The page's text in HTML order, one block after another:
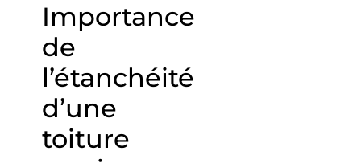
Importance
de
l’étanchéité
d’une
toiture